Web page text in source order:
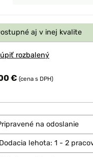
aj v inej kvalite
rozbalený
€ (cena s DPH)
na odoslanie
Dodacia lehota: 1 - 2